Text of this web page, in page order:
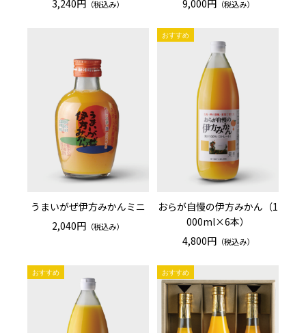
3,240円 （税込み）
9,000円 （税込み）
うまいがぜ伊方みかんミニ
2,040円 （税込み）
おらが自慢の伊方みかん（1
000ml×6本）
4,800円 （税込み）